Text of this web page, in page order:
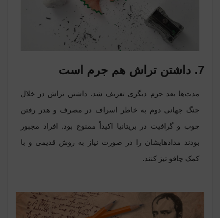
7. داشتن تراش هم جرم است
مدت‌ها بعد جرم دیگری تعریف شد. داشتن تراش در خلال
جنگ جهانی دوم به خاطر اسراف در مصرف و هدر رفتن
چوب و گرافیت در بریتانیا اکیداً ممنوع بود. افراد مجبور
بودند مدادهایشان را در صورت نیاز به روش قدیمی و با
کمک چاقو تیز کنند.